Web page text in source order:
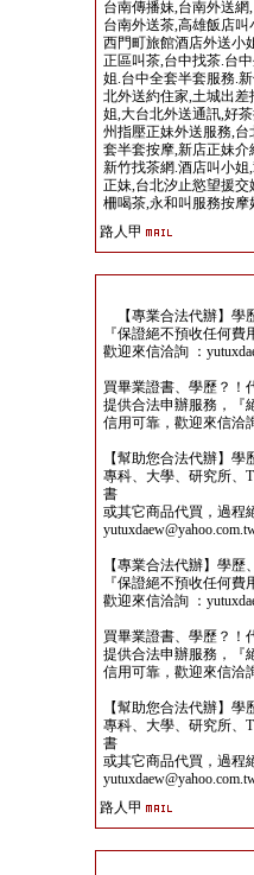
台南傳播妹,台南外送
台南外送茶,高雄飯店
西門町旅館酒店外送小
正區叫茶,台中找茶.台
姐.台中全套半套服務.
北外送約住家,土城出
姐,大台北外送通訊,好
州指壓正妹外送服務,
套半套按摩,新店正妹
新竹找茶網.酒店叫小
正妹,台北汐止慾望援
柵喝茶,永和叫服務按
路人甲
【專業合法代辦】學
『保證絕不預收任何
歡迎來信洽詢 ：
買畢業證書、學歷？！
提供合法申辦服務，『
信用可靠，歡迎來信洽
【幫助您合法代辦】
專科、大學、研究所、
書
或其它商品代買，過程
【專業合法代辦】學
『保證絕不預收任何
歡迎來信洽詢 ：
買畢業證書、學歷？！
提供合法申辦服務，『
信用可靠，歡迎來信洽
【幫助您合法代辦】
專科、大學、研究所、
書
或其它商品代買，過程
路人甲